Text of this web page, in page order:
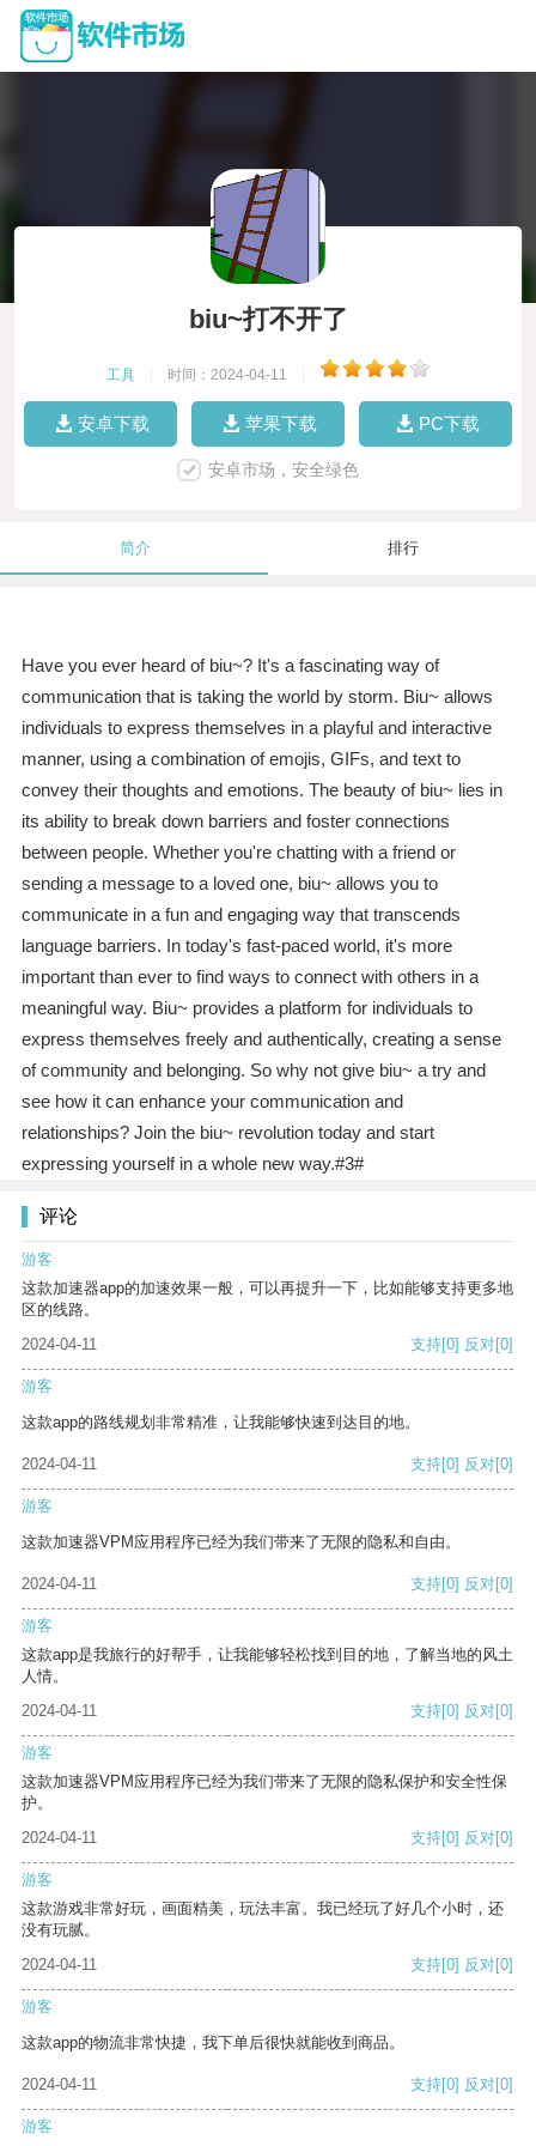
biu~打不开了
工具 时间：2024-04-11
安卓下载 苹果下载 PC下载
安卓市场，安全绿色
简介 排行
Have you ever heard of biu~? It's a fascinating way of
communication that is taking the world by storm. Biu~ allows
individuals to express themselves in a playful and interactive
manner, using a combination of emojis, GIFs, and text to
convey their thoughts and emotions. The beauty of biu~ lies in
its ability to break down barriers and foster connections
between people. Whether you're chatting with a friend or
sending a message to a loved one, biu~ allows you to
communicate in a fun and engaging way that transcends
language barriers. In today's fast-paced world, it's more
important than ever to find ways to connect with others in a
meaningful way. Biu~ provides a platform for individuals to
express themselves freely and authentically, creating a sense
of community and belonging. So why not give biu~ a try and
see how it can enhance your communication and
relationships? Join the biu~ revolution today and start
expressing yourself in a whole new way.#3#
评论
游客
这款加速器app的加速效果一般，可以再提升一下，比如能够支持更多地
区的线路。
2024-04-11
支持[0] 反对[0]
游客
这款app的路线规划非常精准，让我能够快速到达目的地。
2024-04-11 支持[0] 反对[0]
游客
这款加速器VPM应用程序已经为我们带来了无限的隐私和自由。
2024-04-11 支持[0] 反对[0]
游客
这款app是我旅行的好帮手，让我能够轻松找到目的地，了解当地的风土
人情。
2024-04-11
支持[0] 反对[0]
游客
这款加速器VPM应用程序已经为我们带来了无限的隐私保护和安全性保
护。
2024-04-11
支持[0] 反对[0]
游客
这款游戏非常好玩，画面精美，玩法丰富。我已经玩了好几个小时，还
没有玩腻。
2024-04-11
支持[0] 反对[0]
游客
这款app的物流非常快捷，我下单后很快就能收到商品。
2024-04-11 支持[0] 反对[0]
游客